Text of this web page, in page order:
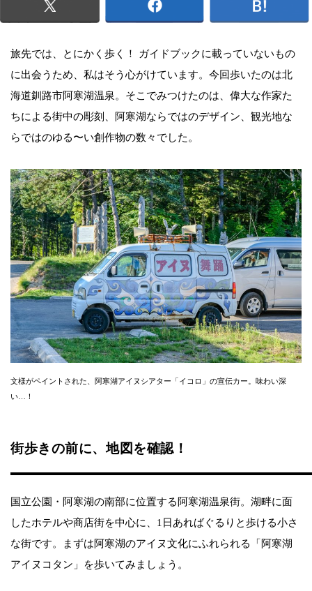
旅先では、とにかく歩く！ ガイドブックに載っていないもの
に出会うため、私はそう心がけています。今回歩いたのは北
海道釧路市阿寒湖温泉。そこでみつけたのは、偉大な作家た
ちによる街中の彫刻、阿寒湖ならではのデザイン、観光地な
らではのゆる〜い創作物の数々でした。
文様がペイントされた、阿寒湖アイヌシアター「イコロ」の宣伝カー。味わい深
い…！
街歩きの前に、地図を確認！
国立公園・阿寒湖の南部に位置する阿寒湖温泉街。湖畔に面
したホテルや商店街を中心に、1日あればぐるりと歩ける小さ
な街です。まずは阿寒湖のアイヌ文化にふれられる「阿寒湖
アイヌコタン」を歩いてみましょう。